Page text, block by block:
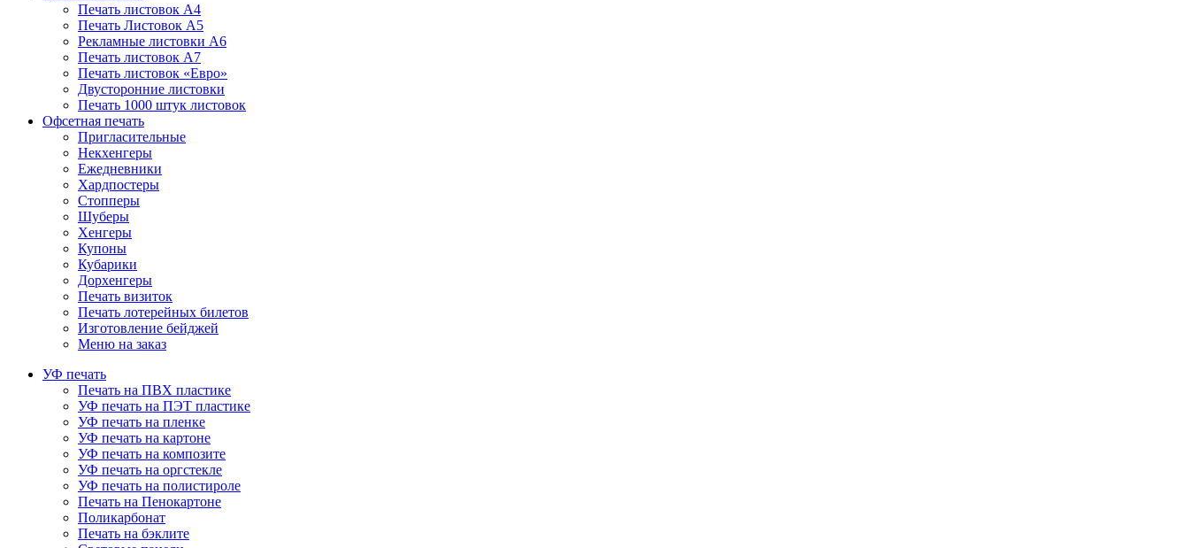
Печать листовок А4
Печать Листовок А5
Рекламные листовки А6
Печать листовок А7
Печать листовок «Евро»
Двусторонние листовки
Печать 1000 штук листовок
Офсетная печать
Пригласительные
Некхенгеры
Ежедневники
Хардпостеры
Стопперы
Шуберы
Хенгеры
Купоны
Кубарики
Дорхенгеры
Печать визиток
Печать лотерейных билетов
Изготовление бейджей
Меню на заказ
УФ печать
Печать на ПВХ пластике
УФ печать на ПЭТ пластике
УФ печать на пленке
УФ печать на картоне
УФ печать на композите
УФ печать на оргстекле
УФ печать на полистироле
Печать на Пенокартоне
Поликарбонат
Печать на бэклите